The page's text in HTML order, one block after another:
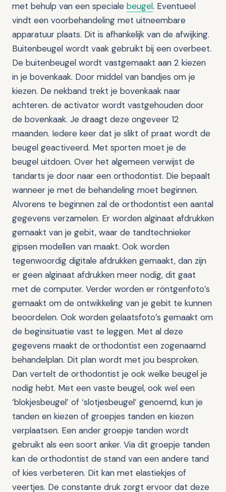
met behulp van een speciale beugel. Eventueel
vindt een voorbehandeling met uitneembare
apparatuur plaats. Dit is afhankelijk van de afwijking.
Buitenbeugel wordt vaak gebruikt bij een overbeet.
De buitenbeugel wordt vastgemaakt aan 2 kiezen
in je bovenkaak. Door middel van bandjes om je
kiezen. De nekband trekt je bovenkaak naar
achteren. de activator wordt vastgehouden door
de bovenkaak. Je draagt deze ongeveer 12
maanden. Iedere keer dat je slikt of praat wordt de
beugel geactiveerd. Met sporten moet je de
beugel uitdoen. Over het algemeen verwijst de
tandarts je door naar een orthodontist. Die bepaalt
wanneer je met de behandeling moet beginnen.
Alvorens te beginnen zal de orthodontist een aantal
gegevens verzamelen. Er worden alginaat afdrukken
gemaakt van je gebit, waar de tandtechnieker
gipsen modellen van maakt. Ook worden
tegenwoordig digitale afdrukken gemaakt, dan zijn
er geen alginaat afdrukken meer nodig, dit gaat
met de computer. Verder worden er röntgenfoto’s
gemaakt om de ontwikkeling van je gebit te kunnen
beoordelen. Ook worden gelaatsfoto’s gemaakt om
de beginsituatie vast te leggen. Met al deze
gegevens maakt de orthodontist een zogenaamd
behandelplan. Dit plan wordt met jou besproken.
Dan vertelt de orthodontist je ook welke beugel je
nodig hebt. Met een vaste beugel, ook wel een
‘blokjesbeugel’ of ‘slotjesbeugel’ genoemd, kun je
tanden en kiezen of groepjes tanden en kiezen
verplaatsen. Een ander groepje tanden wordt
gebruikt als een soort anker. Via dit groepje tanden
kan de orthodontist de stand van een andere tand
of kies verbeteren. Dit kan met elastiekjes of
veertjes. De constante druk zorgt ervoor dat deze